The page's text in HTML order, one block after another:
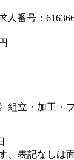
人番号：
円
組立・加工・
、表記なしは